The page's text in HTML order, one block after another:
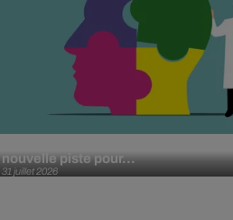
31 juillet 2026
nouvelle piste pour...